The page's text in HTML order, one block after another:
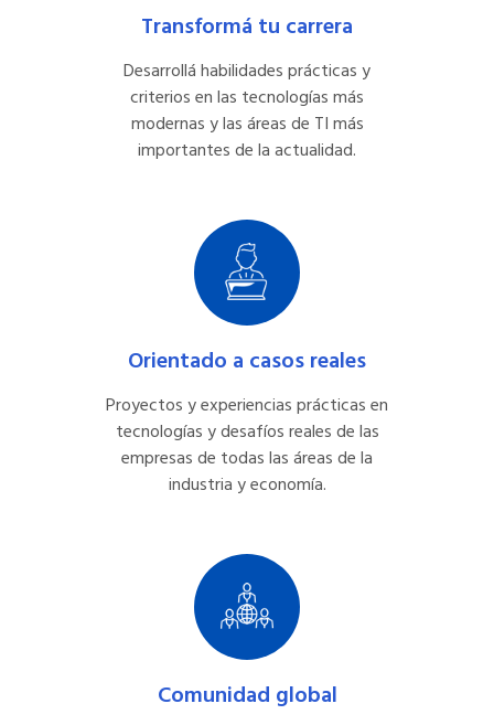
Transformá tu carrera
Desarrollá habilidades prácticas y
criterios en las tecnologías más
modernas y las áreas de TI más
importantes de la actualidad.
Orientado a casos reales
Proyectos y experiencias prácticas en
tecnologías y desafíos reales de las
empresas de todas las áreas de la
industria y economía.
Comunidad global